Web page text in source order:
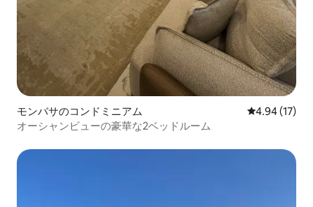
モンバサのコンドミニアム レビュー17
4.94 (17)
オーシャンビューの豪華な2ベッドルーム